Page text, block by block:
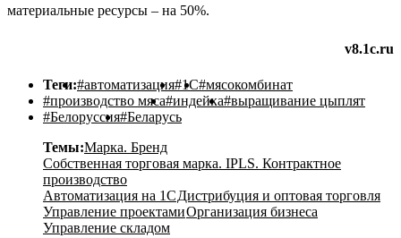
материальные ресурсы – на 50%.
v8.1c.ru
Теги:#автоматизация#1С#мясокомбинат
#производство мяса#индейка#выращивание цыплят
#Белоруссия#Беларусь
Темы:Марка. Бренд
Собственная торговая марка. IPLS. Контрактное
производство
Автоматизация на 1СДистрибуция и оптовая торговля
Управление проектамиОрганизация бизнеса
Управление складом